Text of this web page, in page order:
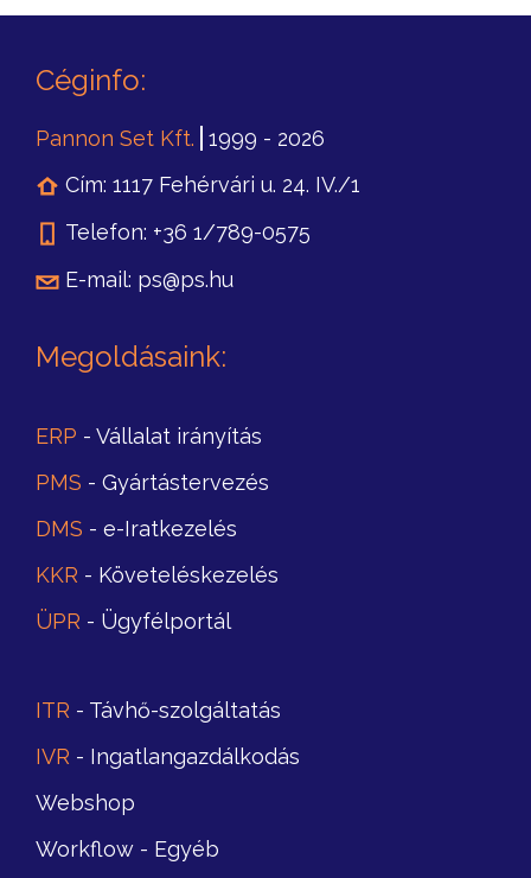
Céginfo:
Pannon Set Kft. 1999 - 2026
Cím: 1117 Fehérvári u. 24. IV./1
Telefon: +36 1/789-0575
E-mail: ps@ps.hu
Megoldásaink:
ERP - Vállalat irányítás
PMS - Gyártástervezés
DMS - e-Iratkezelés
KKR - Követeléskezelés
ÜPR - Ügyfélportál
ITR - Távhő-szolgáltatás
IVR - Ingatlangazdálkodás
Webshop
Workflow - Egyéb